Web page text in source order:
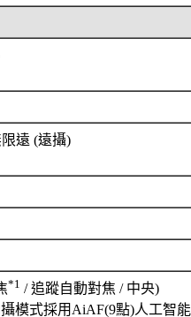
限遠 (遠攝)
*1 / 追蹤自動對焦 / 中央)
模式採用AiAF(9點)人工智能